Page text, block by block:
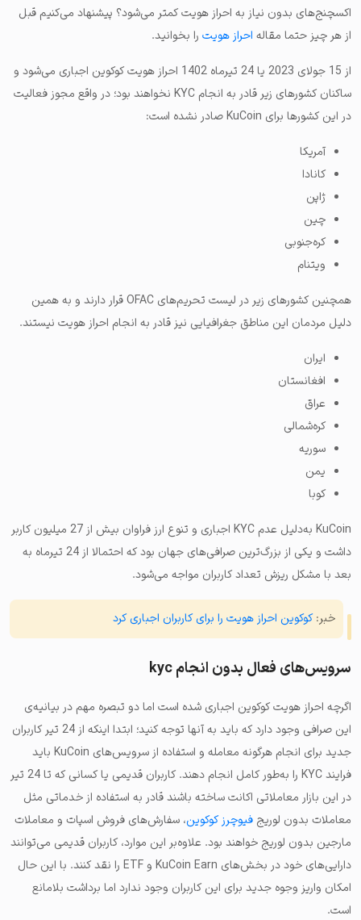
اکسچنج‌های بدون نیاز به احراز هویت کمتر می‌شود؟ پیشنهاد می‌کنیم قبل
از هر چیز حتما مقاله احراز هویت را بخوانید.
از 15 جولای 2023 یا 24 تیرماه 1402 احراز هویت کوکوین اجباری می‌شود و
ساکنان کشورهای زیر قادر به انجام KYC نخواهند بود؛
در واقع مجوز فعالیت
در این کشورها برای KuCoin صادر نشده است:
آمریکا
کانادا
ژاپن
چین
کره‌جنوبی
ویتنام
همچنین کشورهای زیر در لیست تحریم‌های OFAC قرار دارند و به همین
دلیل مردمان این مناطق جغرافیایی نیز قادر به انجام احراز هویت نیستند.
ایران
افغانستان
عراق
کره‌شمالی
سوریه
یمن
کوبا
KuCoin به‌دلیل عدم KYC اجباری و تنوع ارز فراوان بیش از 27 میلیون کاربر
داشت و یکی از بزرگ‌ترین صرافی‌های جهان بود که احتمالا از 24 تیرماه به
بعد با مشکل ریزش تعداد کاربران مواجه می‌شود.
خبر:کوکوین احراز هویت را برای کاربران اجباری کرد
سرویس‌های فعال بدون انجام kyc
اگرچه احراز هویت کوکوین اجباری شده است اما دو تبصره مهم در بیانیه‌ی
این صرافی وجود دارد که باید به آنها توجه کنید؛ ابتدا اینکه از 24 تیر کاربران
جدید برای انجام هرگونه معامله و استفاده از سرویس‌های KuCoin باید
فرایند KYC را به‌طور کامل انجام دهند. کاربران قدیمی یا کسانی که تا 24 تیر
در این بازار معاملاتی اکانت ساخته باشند قادر به استفاده از خدماتی مثل
معاملات بدون لوریج فیوچرز کوکوین، سفارش‌های فروش اسپات و معاملات
مارجین بدون لوریج خواهند بود. علاوه‌بر این موارد، کاربران قدیمی می‌توانند
دارایی‌های خود در بخش‌های KuCoin Earn و ETF را نقد کنند. با این حال
امکان واریز وجوه جدید برای این کاربران وجود ندارد اما برداشت بلامانع
است.